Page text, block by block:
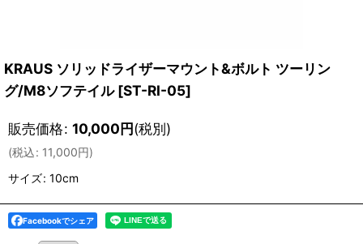
KRAUS ソリッドライザーマウント&ボルト ツーリン
グ/M8ソフテイル [ST-RI-05]
販売価格: 10,000円(税別)
(税込: 11,000円)
サイズ: 10cm
Facebookでシェア